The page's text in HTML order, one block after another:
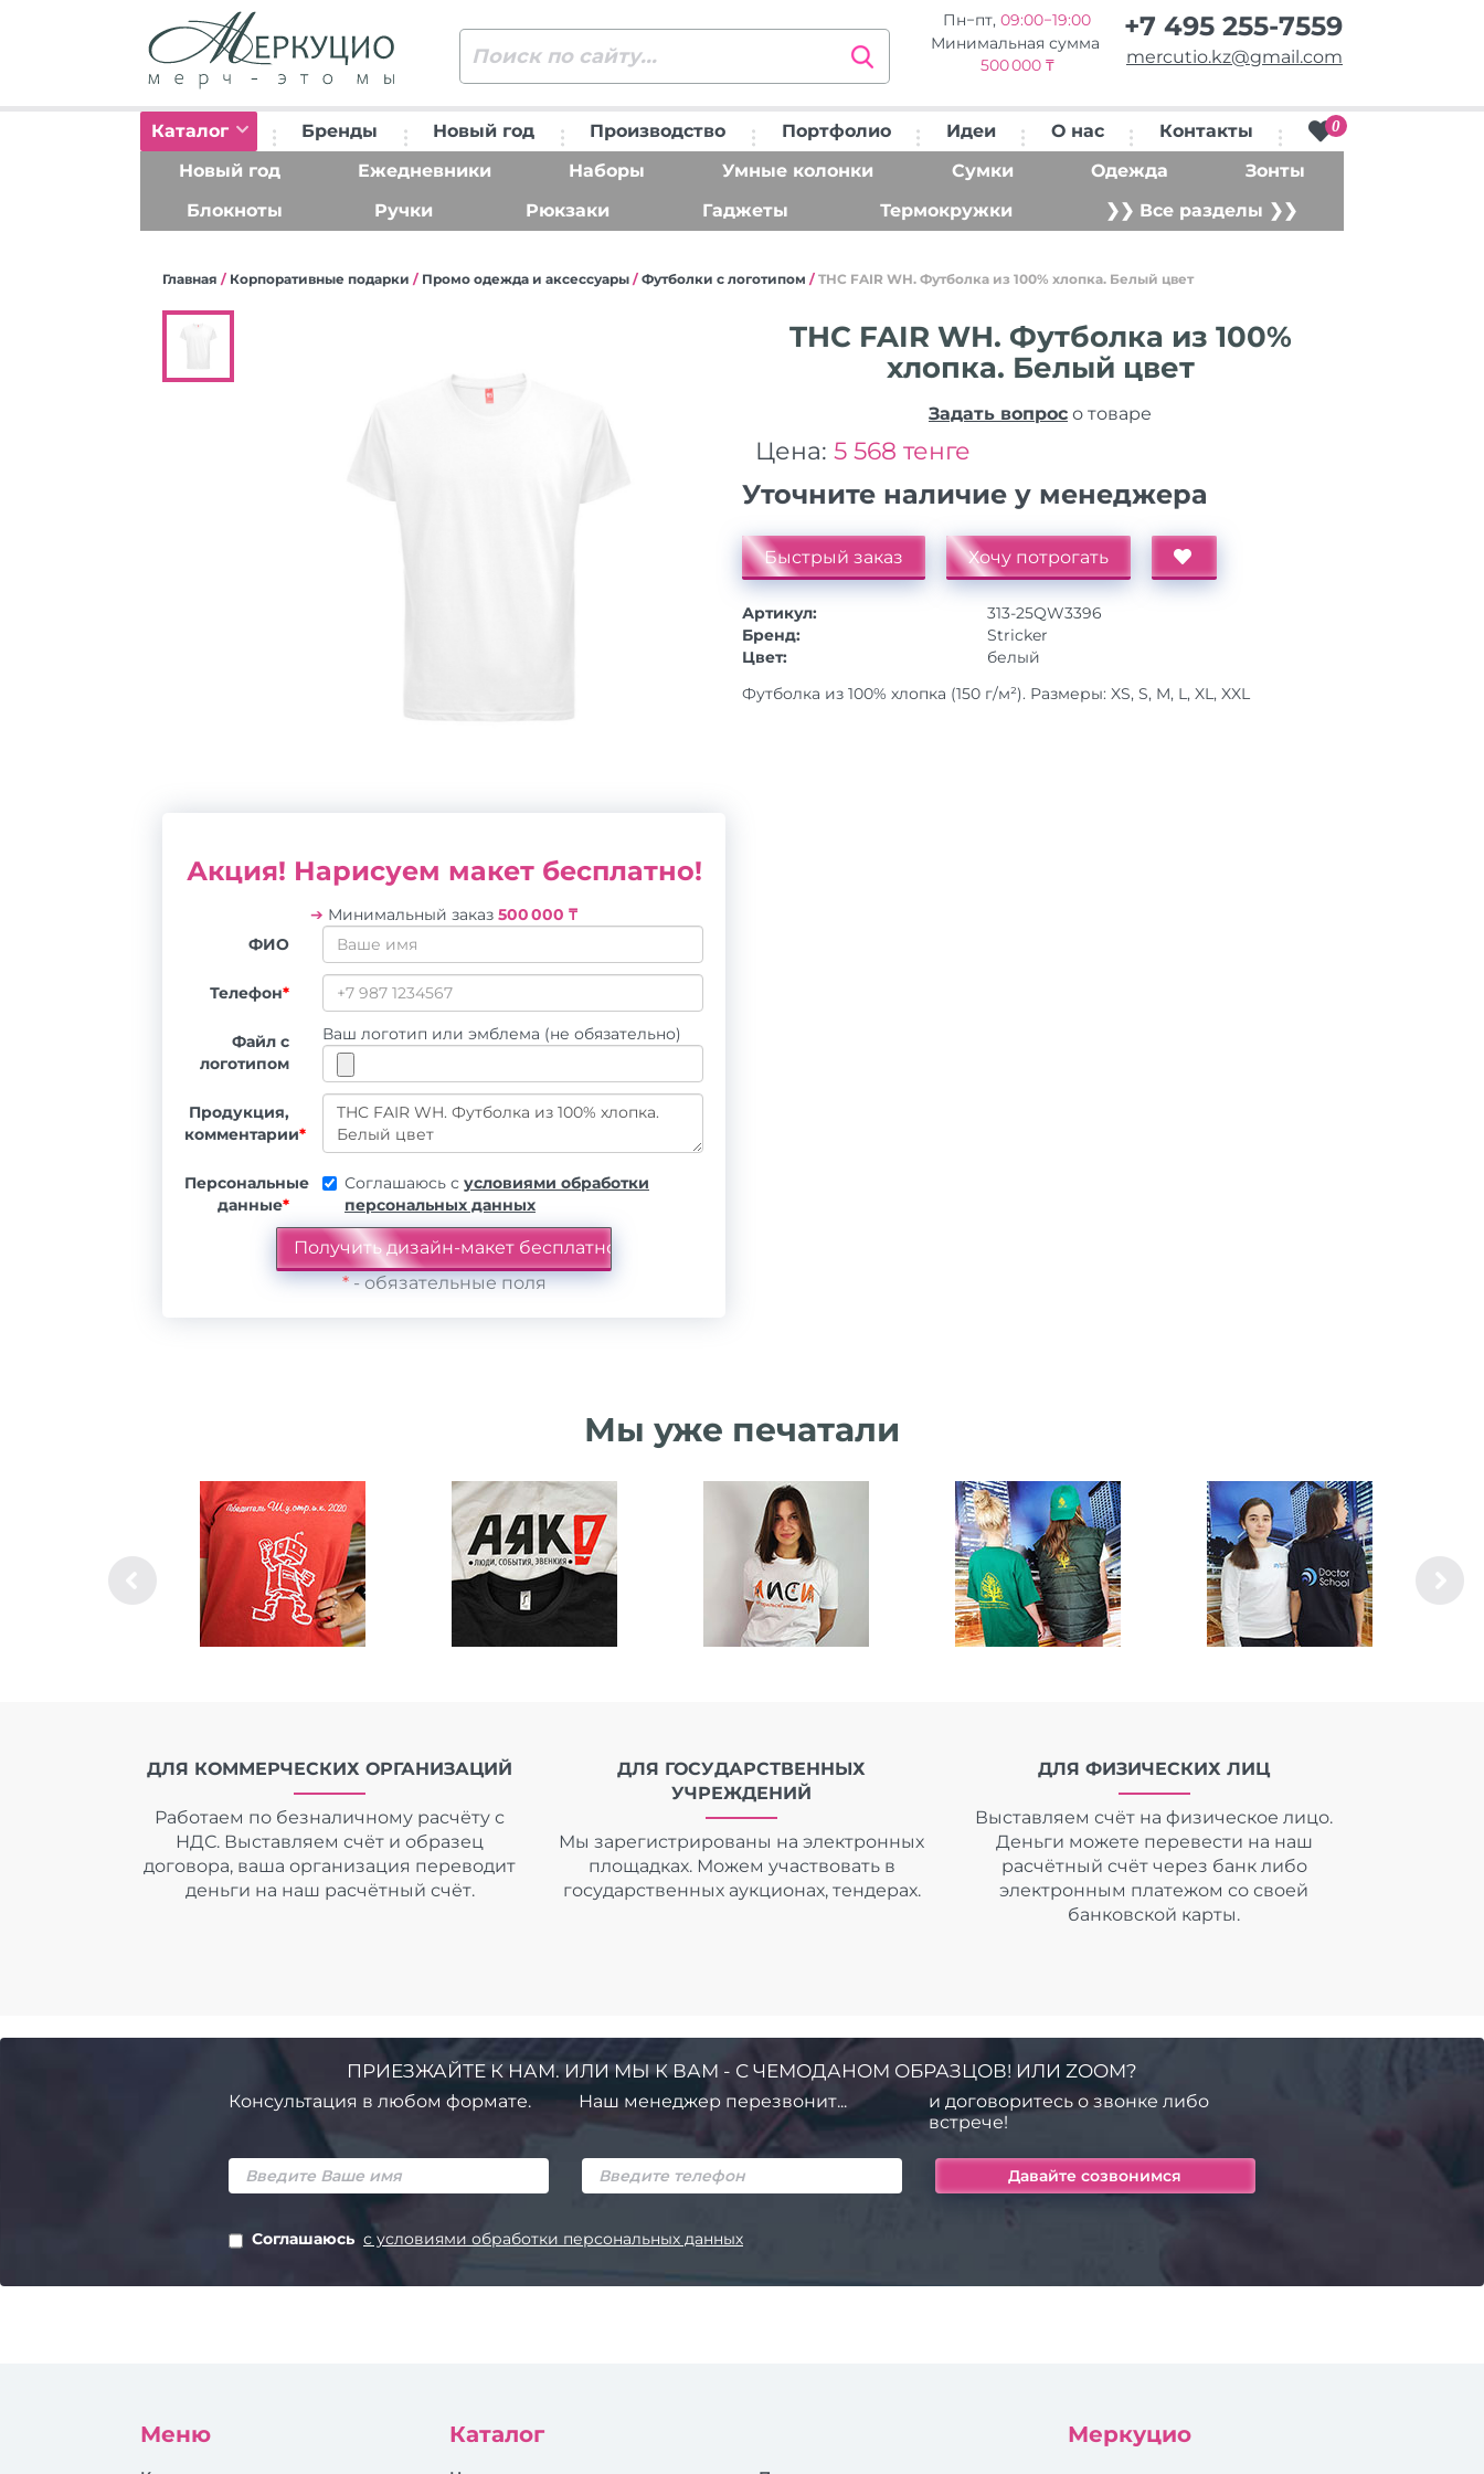
Пн−пт, 09:00−19:00
Минимальная сумма
500 000 ₸
+7 495 255-7559
mercutio.kz@gmail.com
Каталог Бренды Новый год Производство Портфолио Идеи О нас Контакты 0
Новый год Ежедневники Наборы Умные колонки Сумки Одежда
Зонты
Блокноты
Ручки Рюкзаки Гаджеты Термокружки ❯❯ Все разделы ❯❯
Главная / Корпоративные подарки / Промо одежда и аксессуары / Футболки с логотипом / THC FAIR WH. Футболка из 100% хлопка. Белый цвет
Акция! Нарисуем макет бесплатно!
➔ Минимальный заказ 500 000 ₸
ФИО
Телефон*
Файл с
логотипом
Ваш логотип или эмблема (не обязательно)
Продукция,
комментарии*
Персональные
данные*
Соглашаюсь с условиями обработки
персональных данных
*- обязательные поля
THC FAIR WH. Футболка из 100%
хлопка. Белый цвет
Задать вопрос о товаре
Цена: 5 568 тенге
Уточните наличие у менеджера
Быстрый заказ Хочу потрогать
Артикул:
313-25QW3396
Бренд:
Stricker
Цвет:
белый
Футболка из 100% хлопка (150 г/м²). Размеры: XS, S, M, L, XL, XXL
Мы уже печатали
ДЛЯ КОММЕРЧЕСКИХ ОРГАНИЗАЦИЙ
Работаем по безналичному расчёту с
НДС. Выставляем счёт и образец
договора, ваша организация переводит
деньги на наш расчётный счёт.
ДЛЯ ГОСУДАРСТВЕННЫХ
УЧРЕЖДЕНИЙ
Мы зарегистрированы на электронных
площадках. Можем участвовать в
государственных аукционах, тендерах.
ДЛЯ ФИЗИЧЕСКИХ ЛИЦ
Выставляем счёт на физическое лицо.
Деньги можете перевести на наш
расчётный счёт через банк либо
электронным платежом со своей
банковской карты.
ПРИЕЗЖАЙТЕ К НАМ. ИЛИ МЫ К ВАМ - С ЧЕМОДАНОМ ОБРАЗЦОВ! ИЛИ ZOOM?
Консультация в любом формате. Наш менеджер перезвонит...
и договоритесь о звонке либо
встрече!
Соглашаюсь с условиями обработки персональных данных
Меню Каталог Меркуцио